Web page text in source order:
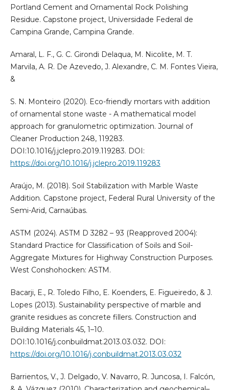
Portland Cement and Ornamental Rock Polishing
Residue. Capstone project, Universidade Federal de
Campina Grande, Campina Grande.
Amaral, L. F., G. C. Girondi Delaqua, M. Nicolite, M. T.
Marvila, A. R. De Azevedo, J. Alexandre, C. M. Fontes Vieira,
&
S. N. Monteiro (2020). Eco-friendly mortars with addition
of ornamental stone waste - A mathematical model
approach for granulometric optimization. Journal of
Cleaner Production 248, 119283.
DOI:10.1016/j.jclepro.2019.119283. DOI:
https://doi.org/10.1016/j.jclepro.2019.119283
Araújo, M. (2018). Soil Stabilization with Marble Waste
Addition. Capstone project, Federal Rural University of the
Semi-Arid, Carnaúbas.
ASTM (2024). ASTM D 3282 – 93 (Reapproved 2004):
Standard Practice for Classification of Soils and Soil-
Aggregate Mixtures for Highway Construction Purposes.
West Conshohocken: ASTM.
Bacarji, E., R. Toledo Filho, E. Koenders, E. Figueiredo, & J.
Lopes (2013). Sustainability perspective of marble and
granite residues as concrete fillers. Construction and
Building Materials 45, 1–10.
DOI:10.1016/j.conbuildmat.2013.03.032. DOI:
https://doi.org/10.1016/j.conbuildmat.2013.03.032
Barrientos, V., J. Delgado, V. Navarro, R. Juncosa, I. Falcón,